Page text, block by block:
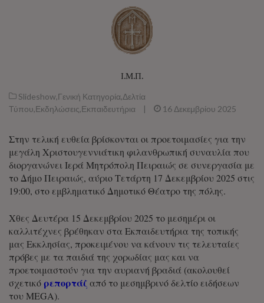
Ι.Μ.Π.
Slideshow,Γενική Κατηγορία,Δελτία
Τύπου,Εκδηλώσεις,Εκπαιδευτήρια | 16 Δεκεμβρίου 2025
Στην τελική ευθεία βρίσκονται οι προετοιμασίες για την
μεγάλη Χριστουγεννιάτικη φιλανθρωπική συναυλία που
διοργανώνει Ιερά Μητρόπολη Πειραιώς σε συνεργασία με
το Δήμο Πειραιώς, αύριο Τετάρτη 17 Δεκεμβρίου 2025 στις
19:00, στο εμβληματικό Δημοτικό Θέατρο της πόλης.
Χθες Δευτέρα 15 Δεκεμβρίου 2025 το μεσημέρι οι
καλλιτέχνες βρέθηκαν στα Εκπαιδευτήρια της τοπικής
μας Εκκλησίας, προκειμένου να κάνουν τις τελευταίες
πρόβες με τα παιδιά της χορωδίας μας και να
προετοιμαστούν για την αυριανή βραδιά (ακολουθεί
σχετικόρεπορτάζαπό το μεσημβρινό δελτίο ειδήσεων
του MEGA).